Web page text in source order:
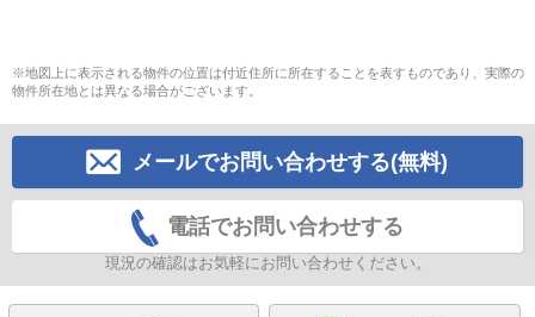
※地図上に表示される物件の位置は付近住所に所在することを表すものであり、実際の
物件所在地とは異なる場合がございます。
メールでお問い合わせする(無料)
電話でお問い合わせする
現況の確認はお気軽にお問い合わせください。